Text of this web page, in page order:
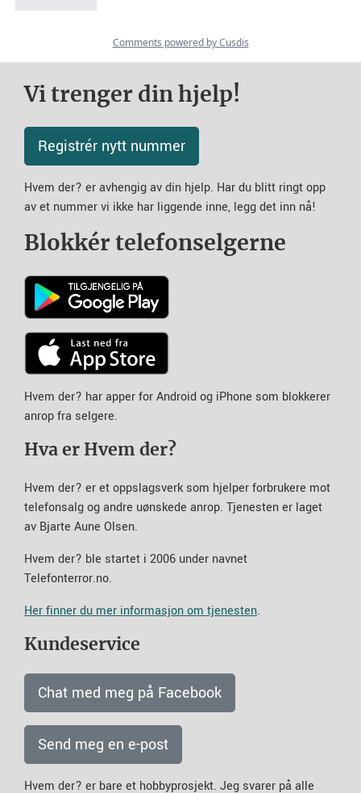
Vi trenger din hjelp!
Registrér nytt nummer
Hvem der? er avhengig av din hjelp. Har du blitt ringt opp
av et nummer vi ikke har liggende inne, legg det inn nå!
Blokkér telefonselgerne
Hvem der? har apper for Android og iPhone som blokkerer
anrop fra selgere.
Hva er Hvem der?
Hvem der? er et oppslagsverk som hjelper forbrukere mot
telefonsalg og andre uønskede anrop. Tjenesten er laget
av Bjarte Aune Olsen.
Hvem der? ble startet i 2006 under navnet
Telefonterror.no.
Her finner du mer informasjon om tjenesten.
Kundeservice
Chat med meg på Facebook
Send meg en e-post
Hvem der? er bare et hobbyprosjekt. Jeg svarer på alle